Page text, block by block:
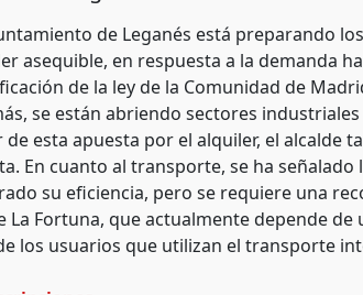
de Leganés está preparando
asequible, en respuesta a la demanda
de la ley de la Comunidad de
se están abriendo sectores
de esta apuesta por el alquiler, el alcalde
En cuanto al transporte, se ha
su eficiencia, pero se requiere una
La Fortuna, que actualmente depende
los usuarios que utilizan el transporte